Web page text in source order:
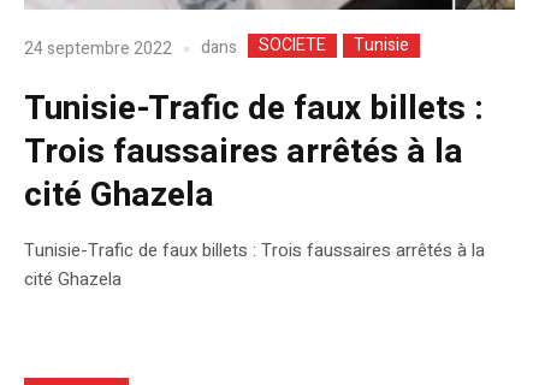
24 septembre 2022 dans SOCIETE Tunisie
Tunisie-Trafic de faux billets :
Trois faussaires arrêtés à la
cité Ghazela
Tunisie-Trafic de faux billets : Trois faussaires arrêtés à la
cité Ghazela